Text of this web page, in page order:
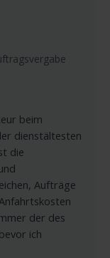
beim
dienstältesten
die
Aufträge
der des
ich